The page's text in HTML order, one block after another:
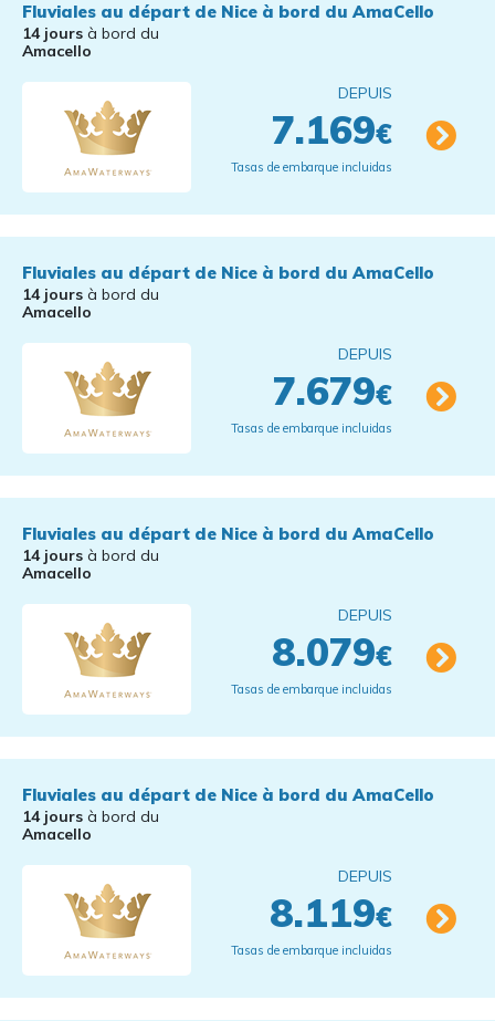
Fluviales au départ de Nice à bord du AmaCello
14 jours à bord du
Amacello
DEPUIS
7.169€
Tasas de embarque incluidas
Fluviales au départ de Nice à bord du AmaCello
14 jours à bord du
Amacello
DEPUIS
7.679€
Tasas de embarque incluidas
Fluviales au départ de Nice à bord du AmaCello
14 jours à bord du
Amacello
DEPUIS
8.079€
Tasas de embarque incluidas
Fluviales au départ de Nice à bord du AmaCello
14 jours à bord du
Amacello
DEPUIS
8.119€
Tasas de embarque incluidas